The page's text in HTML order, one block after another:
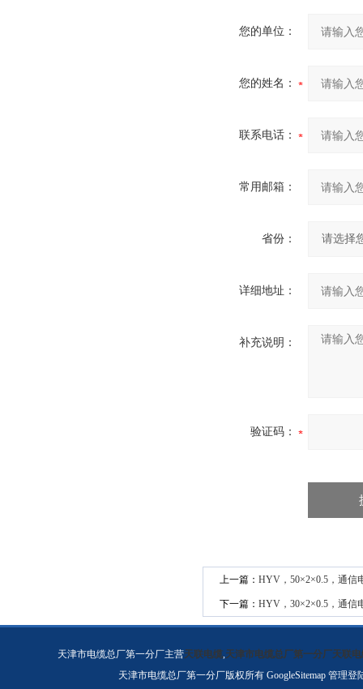
您的单位：
您的姓名：
联系电话：
常用邮箱：
省份：
详细地址：
补充说明：
验证码：
上一篇： HYV，50×2×0.5，通信
下一篇： HYV，30×2×0.5，通信
天津市电缆总厂第一分厂主营天联电缆,天津市电缆总厂第一分厂天联电
天津市电缆总厂第一分厂版权所有 GoogleSitemap 管理登